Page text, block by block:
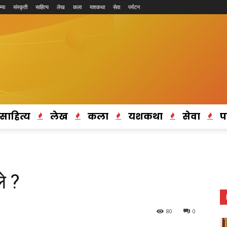
संस्कृती साहित्य लेख कला यशकथा सेवा पर्यटन
साहित्य लेख कला यशकथा सेवा
?
0
80